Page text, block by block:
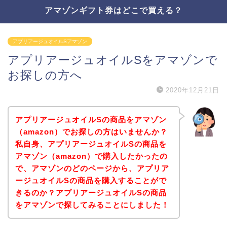
アマゾンギフト券はどこで買える？
アプリアージュオイルSアマゾン
アプリアージュオイルSをアマゾンで
お探しの方へ
2020年12月21日
アプリアージュオイルSの商品をアマゾン
（amazon）でお探しの方はいませんか？
私自身、アプリアージュオイルSの商品を
アマゾン（amazon）で購入したかったの
で、アマゾンのどのページから、アプリア
ージュオイルSの商品を購入することがで
きるのか？アプリアージュオイルSの商品
をアマゾンで探してみることにしました！